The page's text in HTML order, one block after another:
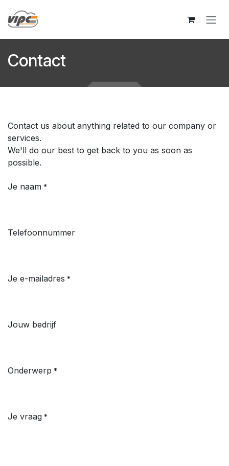
Contact
Contact us about anything related to our company or
services.
We'll do our best to get back to you as soon as
possible.
Je naam *
Telefoonnummer
Je e-mailadres *
Jouw bedrijf
Onderwerp *
Je vraag *